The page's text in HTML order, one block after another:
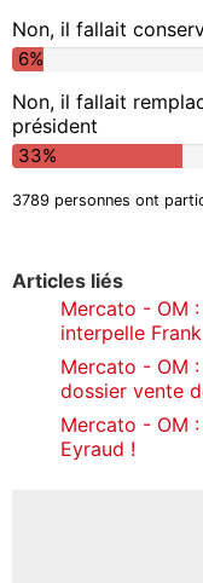
Non, il fallait
6%
Non, il fallait
président
33%
3789 personnes ont
Articles liés
Mercato - OM
interpelle
Mercato - OM
dossier vente
Mercato - OM
Eyraud !